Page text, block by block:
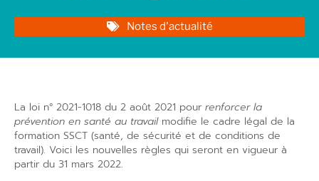
Notes d'actualité
La loi n° 2021-1018 du 2 août 2021 pour renforcer la
prévention en santé au travailmodifie le cadre légal de la
formation SSCT (santé, de sécurité et de conditions de
travail). Voici les nouvelles règles qui seront en vigueur à
partir du 31 mars 2022.